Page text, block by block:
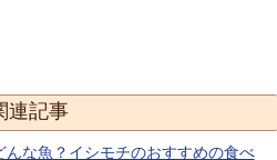
連記事
んな魚？イシモチのおすすめの食べ